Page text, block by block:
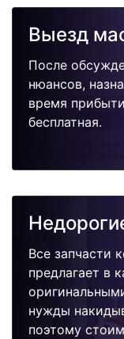
поломок.
Выезд
После
нюансов,
время
бесплатная.
Все запчасти
предлагает в
нужды
поэтому